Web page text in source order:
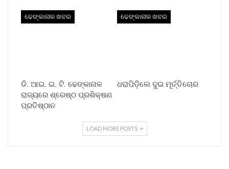
ଢେଙ୍କାନାଳ ଖବର
ଡି. ଆଇ. ଇ. ଟି. ଢେଙ୍କାନାଳ
ରାଜ୍ୟରେ ଶ୍ରେଷ୍ଠ ପ୍ରଶିକ୍ଷଣ
ପ୍ରତିଷ୍ଠାନ
ଢେଙ୍କାନାଳ ଖବର
ଧରାପିଡ଼ିଲେ ଦୁଇ ମୂର୍ତ୍ତିଚୋର
LOAD MORE POSTS